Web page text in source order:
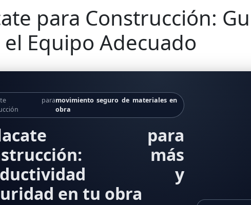
para Construcción:
Equipo Adecuado
paramovimiento seguro de materiales en
obra
para
más
y
en tu obra